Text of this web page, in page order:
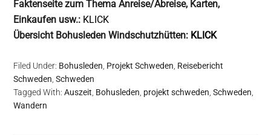
Faktenseite zum Thema Anreise/Abreise, Karten,
Einkaufen usw.: KLICK
Übersicht Bohusleden Windschutzhütten: KLICK
Filed Under: Bohusleden Projekt Schweden Reisebericht
Schweden ,Schweden
Tagged With:Auszeit Bohusleden projekt schweden ,Schweden
Wandern